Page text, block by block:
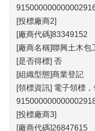
[投標廠商2]
[廠商代碼]83349152
[廠商名稱]聯興土木包
[是否得標] 否
[組織型態]商業登記
[領標資訊] 電子領標
[投標廠商3]
[廠商代碼]26847615